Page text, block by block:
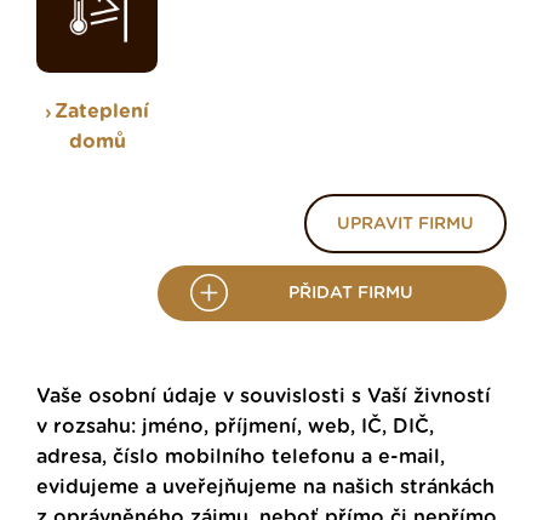
Zateplení
domů
UPRAVIT FIRMU
PŘIDAT FIRMU
Vaše osobní údaje v souvislosti s Vaší živností
v rozsahu: jméno, příjmení, web, IČ, DIČ,
adresa, číslo mobilního telefonu a e-mail,
evidujeme a uveřejňujeme na našich stránkách